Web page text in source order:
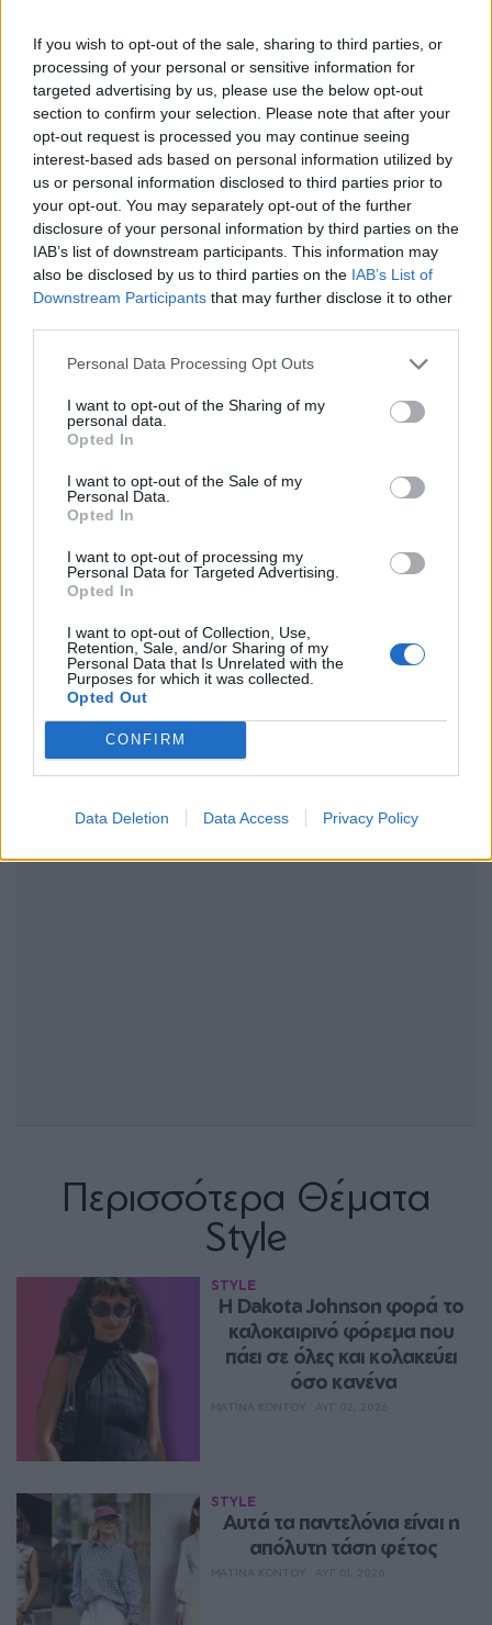
If you wish to opt-out of the sale, sharing to third parties, or
processing of your personal or sensitive information for
targeted advertising by us, please use the below opt-out
section to confirm your selection. Please note that after your
opt-out request is processed you may continue seeing
interest-based ads based on personal information utilized by
us or personal information disclosed to third parties prior to
your opt-out. You may separately opt-out of the further
disclosure of your personal information by third parties on the
IAB’s list of downstream participants. This information may
also be disclosed by us to third parties on the IAB’s List of
Downstream Participants that may further disclose it to other
Personal Data Processing Opt Outs
I want to opt-out of the Sharing of my
personal data.
Opted In
I want to opt-out of the Sale of my
Personal Data.
Opted In
I want to opt-out of processing my
Personal Data for Targeted Advertising.
Opted In
I want to opt-out of Collection, Use,
Retention, Sale, and/or Sharing of my
Personal Data that Is Unrelated with the
Purposes for which it was collected.
Opted Out
CONFIRM
Data Deletion Data Access Privacy Policy
Ακολουθήστε το Pink.gr στο Google Newsκαι
Ακολουθήστε το Pink.gr και στο
ΔΙΑΦΗΜΙΣΗ
Περισσότερα Θέματα
Style
STYLE
Η Dakota Johnson φορά το
καλοκαιρινό φόρεμα που
πάει σε όλες και κολακεύει
όσο κανένα
STYLE
Aυτά τα παντελόνια είναι η
απόλυτη τάση φέτος